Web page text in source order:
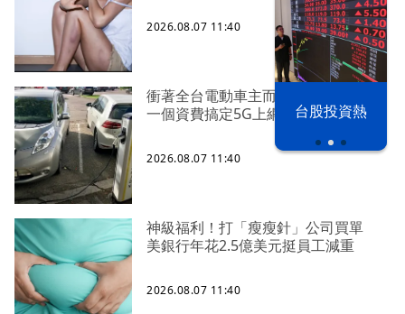
以色列 穹頂
之下
台股投資熱
2026.08.07 11:40
衝著全台電動車主而來 台灣大首推
一個資費搞定5G上網與愛車充電
2026.08.07 11:40
神級福利！打「瘦瘦針」公司買單
美銀行年花2.5億美元挺員工減重
2026.08.07 11:40